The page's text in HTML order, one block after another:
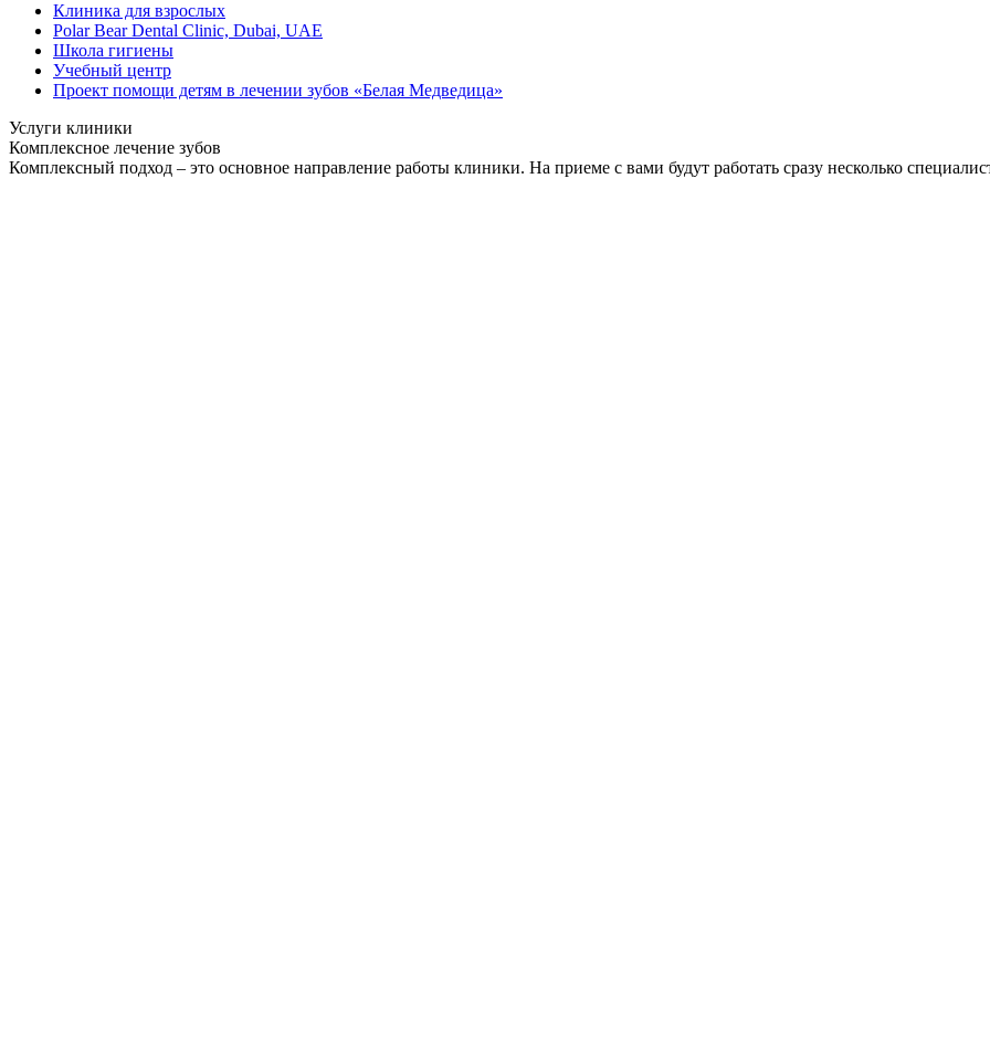
Клиника для взрослых
Polar Bear Dental Clinic, Dubai, UAE
Школа гигиены
Учебный центр
Проект помощи детям в лечении зубов «Белая Медведица»
Услуги клиники
Комплексное лечение зубов
Комплексный подход – это основное направление работы клиники. На приеме с вами будут работать сразу несколько